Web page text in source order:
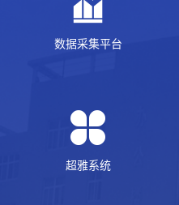
数据采集平台
超雅系统